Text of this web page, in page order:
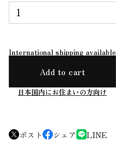
International shipping available
Add to cart
日本国内にお住まいの方向け
ポスト シェア LINE